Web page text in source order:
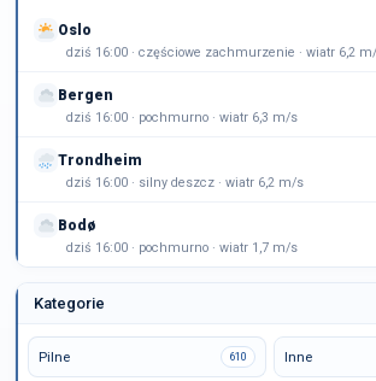
Oslo
dziś 16:00 · częściowe zachmurzenie · wiatr 6,2
Bergen
dziś 16:00 · pochmurno · wiatr 6,3 m/s
Trondheim
dziś 16:00 · silny deszcz · wiatr 6,2 m/s
Bodø
dziś 16:00 · pochmurno · wiatr 1,7 m/s
Kategorie
Pilne 610 Inne